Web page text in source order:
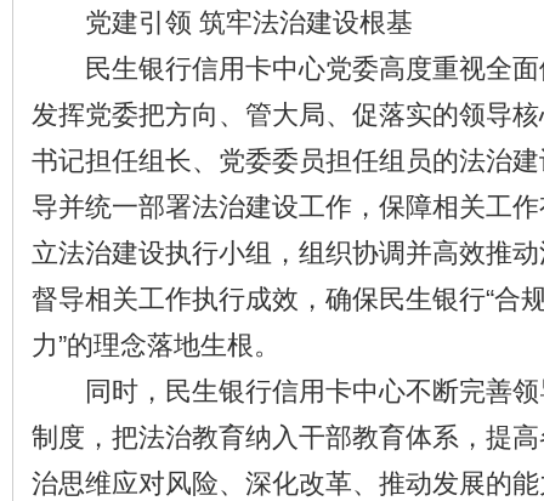
党建引领 筑牢法治建设根基
民生银行信用卡中心党委高度重视全面
发挥党委把方向、管大局、促落实的领导
书记担任组长、党委委员担任组员的法治
导并统一部署法治建设工作，保障相关工
立法治建设执行小组，组织协调并高效推
督导相关工作执行成效，确保民生银行“合
力”的理念落地生根。
同时，民生银行信用卡中心不断完善领
制度，把法治教育纳入干部教育体系，提
治思维应对风险、深化改革、推动发展的